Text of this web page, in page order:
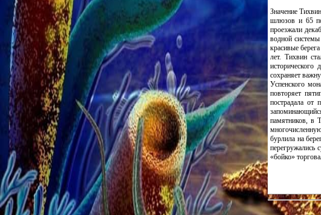
Значение
шлюзов и 65
проезжали
водной системы
красивые
лет. Тихвин
исторического
сохраняет
Успенского
повторяет
пострадала от
памятников, в
бурлила на
перегружались
«бойко»